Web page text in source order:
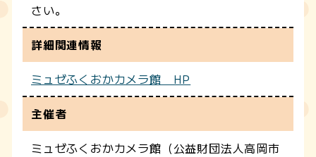
さい。
詳細関連情報
ミュゼふくおかカメラ館 HP
主催者
ミュゼふくおかカメラ館（公益財団法人高岡市